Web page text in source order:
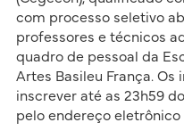
com processo seletivo
professores e técnicos
quadro de pessoal da
Artes Basileu França.
inscrever até as 23h59
pelo endereço eletrônico